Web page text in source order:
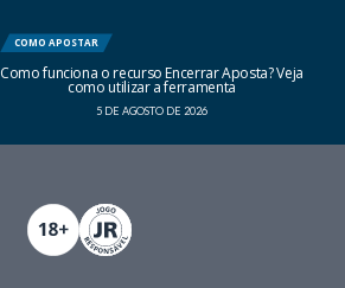
COMO APOSTAR
Como funciona o recurso Encerrar Aposta? Veja
como utilizar a ferramenta
5 DE AGOSTO DE 2026